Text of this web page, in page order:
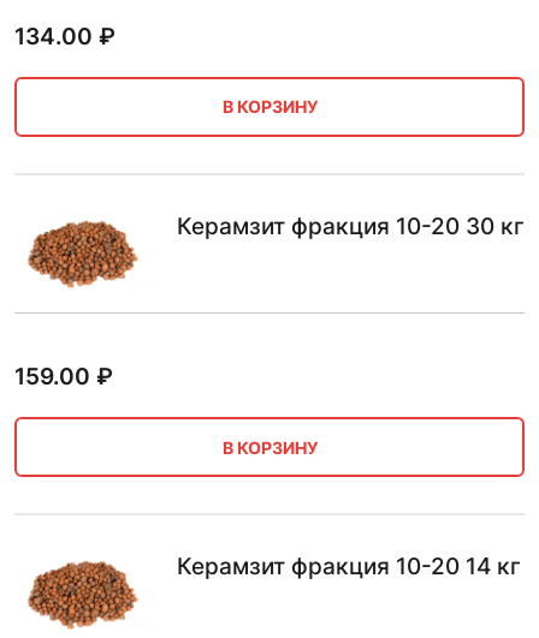
134.00 ₽
В КОРЗИНУ
Керамзит фракция 10-20 30 кг
159.00 ₽
В КОРЗИНУ
Керамзит фракция 10-20 14 кг